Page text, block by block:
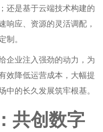
还是基于云端技术构建的
响应、资源的灵活调配，
制。
企业注入强劲的动力，为
效降低运营成本，大幅提
中的长久发展筑牢根基。
共创数字